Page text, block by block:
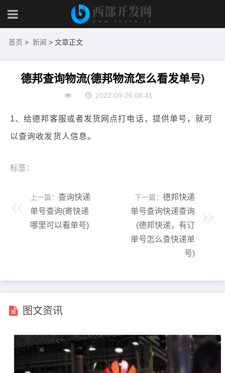
首页 > 新闻 > 文章正文
德邦查询物流(德邦物流怎么看发单号)
2022-09-26 08:41
1、给德邦客服或者发货网点打电话，提供单号，就可
以查询收发货人信息。
标签：
上一篇： 查询快递
单号查询(寄快递
哪里可以看单号)
下一篇： 德邦快递
单号查询快递查询
(德邦快递，有订
单号怎么查快递单
号)
图文资讯